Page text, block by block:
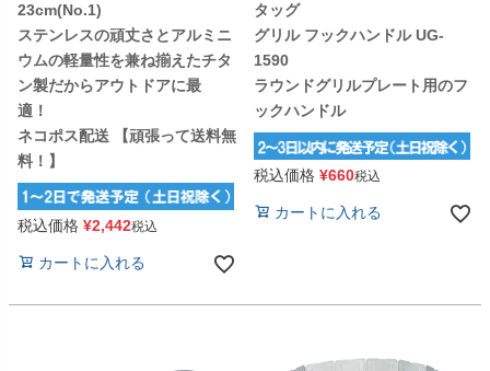
23cm(No.1)
ステンレスの頑丈さとアルミニ
ウムの軽量性を兼ね揃えたチタ
ン製だからアウトドアに最
適！
ネコポス配送 【頑張って送料無
料！】
税込価格 ¥2,442税込
カートに入れる
タッグ
グリル フックハンドル UG-
1590
ラウンドグリルプレート用のフ
ックハンドル
税込価格 ¥660税込
カートに入れる